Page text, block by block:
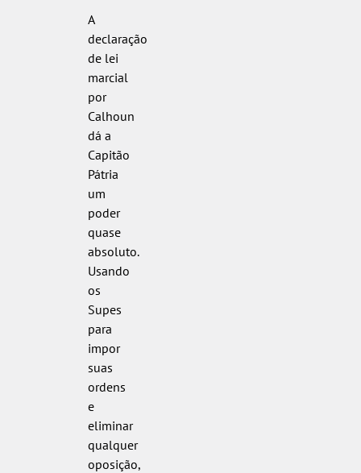
A
declaração
de lei
marcial
por
Calhoun
dá a
Capitão
Pátria
um
poder
quase
absoluto.
Usando
os
Supes
para
impor
suas
ordens
e
eliminar
qualquer
oposição,